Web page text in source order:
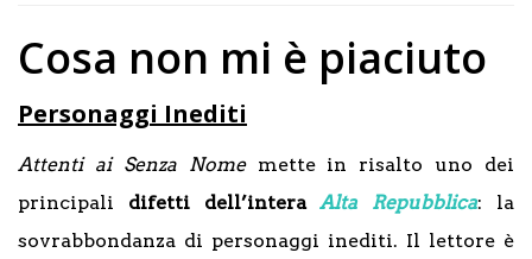
Cosa non mi è piaciuto
Personaggi Inediti
Attenti ai Senza Nome mette in risalto uno dei
principali difetti dell’intera Alta Repubblica: la
sovrabbondanza di personaggi inediti. Il lettore è